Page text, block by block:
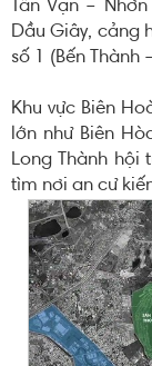
Tân Vạn –
Dầu Giây, cảng
số 1 (Bến Thành
Khu vực Biên
lớn như Biên
Long Thành hội
tìm nơi an cư